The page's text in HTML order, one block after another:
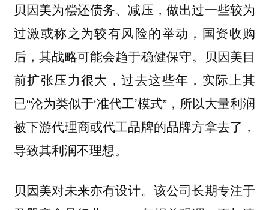
贝因美为偿还债务、减压，做出过一些较为
过激或称之为较有风险的举动，国资收购
后，其战略可能会趋于稳健保守。贝因美目
前扩张压力很大，过去这些年，实际上其
已“沦为类似于‘准代工’模式”，所以大量利润
被下游代理商或代工品牌的品牌方拿去了，
导致其利润不理想。
贝因美对未来亦有设计。该公司长期专注于